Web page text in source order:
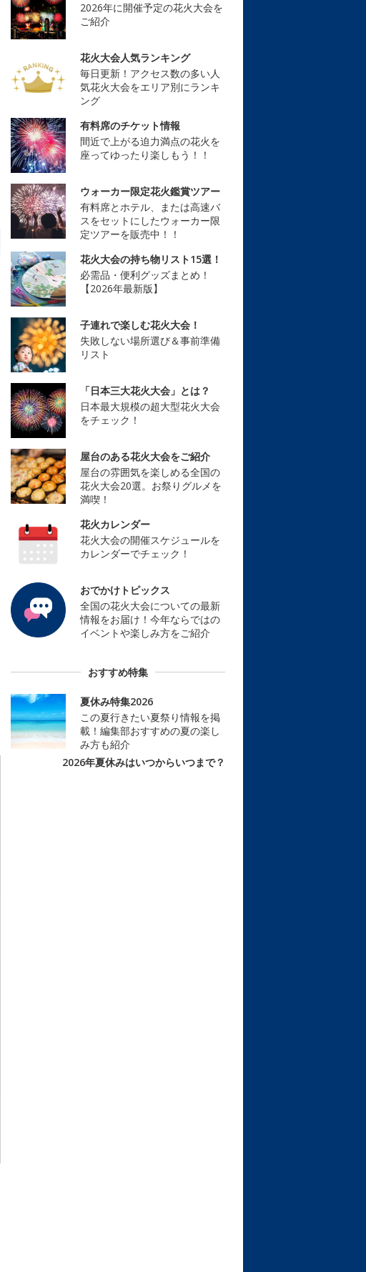
2026年に開催予定の花火大会を
ご紹介
花火大会人気ランキング
毎日更新！アクセス数の多い人
気花火大会をエリア別にランキ
ング
有料席のチケット情報
間近で上がる迫力満点の花火を
座ってゆったり楽しもう！！
ウォーカー限定花火鑑賞ツアー
有料席とホテル、または高速バ
スをセットにしたウォーカー限
定ツアーを販売中！！
花火大会の持ち物リスト15選！
必需品・便利グッズまとめ！
【2026年最新版】
子連れで楽しむ花火大会！
失敗しない場所選び＆事前準備
リスト
「日本三大花火大会」とは？
日本最大規模の超大型花火大会
をチェック！
屋台のある花火大会をご紹介
屋台の雰囲気を楽しめる全国の
花火大会20選。お祭りグルメを
満喫！
花火カレンダー
花火大会の開催スケジュールを
カレンダーでチェック！
おでかけトピックス
全国の花火大会についての最新
情報をお届け！今年ならではの
イベントや楽しみ方をご紹介
おすすめ特集
夏休み特集2026
この夏行きたい夏祭り情報を掲
載！編集部おすすめの夏の楽し
み方も紹介
2026年夏休みはいつからいつまで？